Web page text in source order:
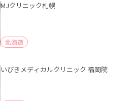
MJクリニック札幌
北海道
いびきメディカルクリニック 福岡院